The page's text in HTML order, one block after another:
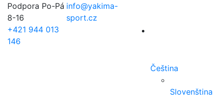
Podpora Po-Pá
8-16
+421 944 013
146
info@yakima-
sport.cz
Čeština
Slovenština